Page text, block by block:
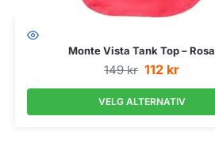
Monte Vista Tank Top – Rosa
149kr 112 kr
VELG ALTERNATIV